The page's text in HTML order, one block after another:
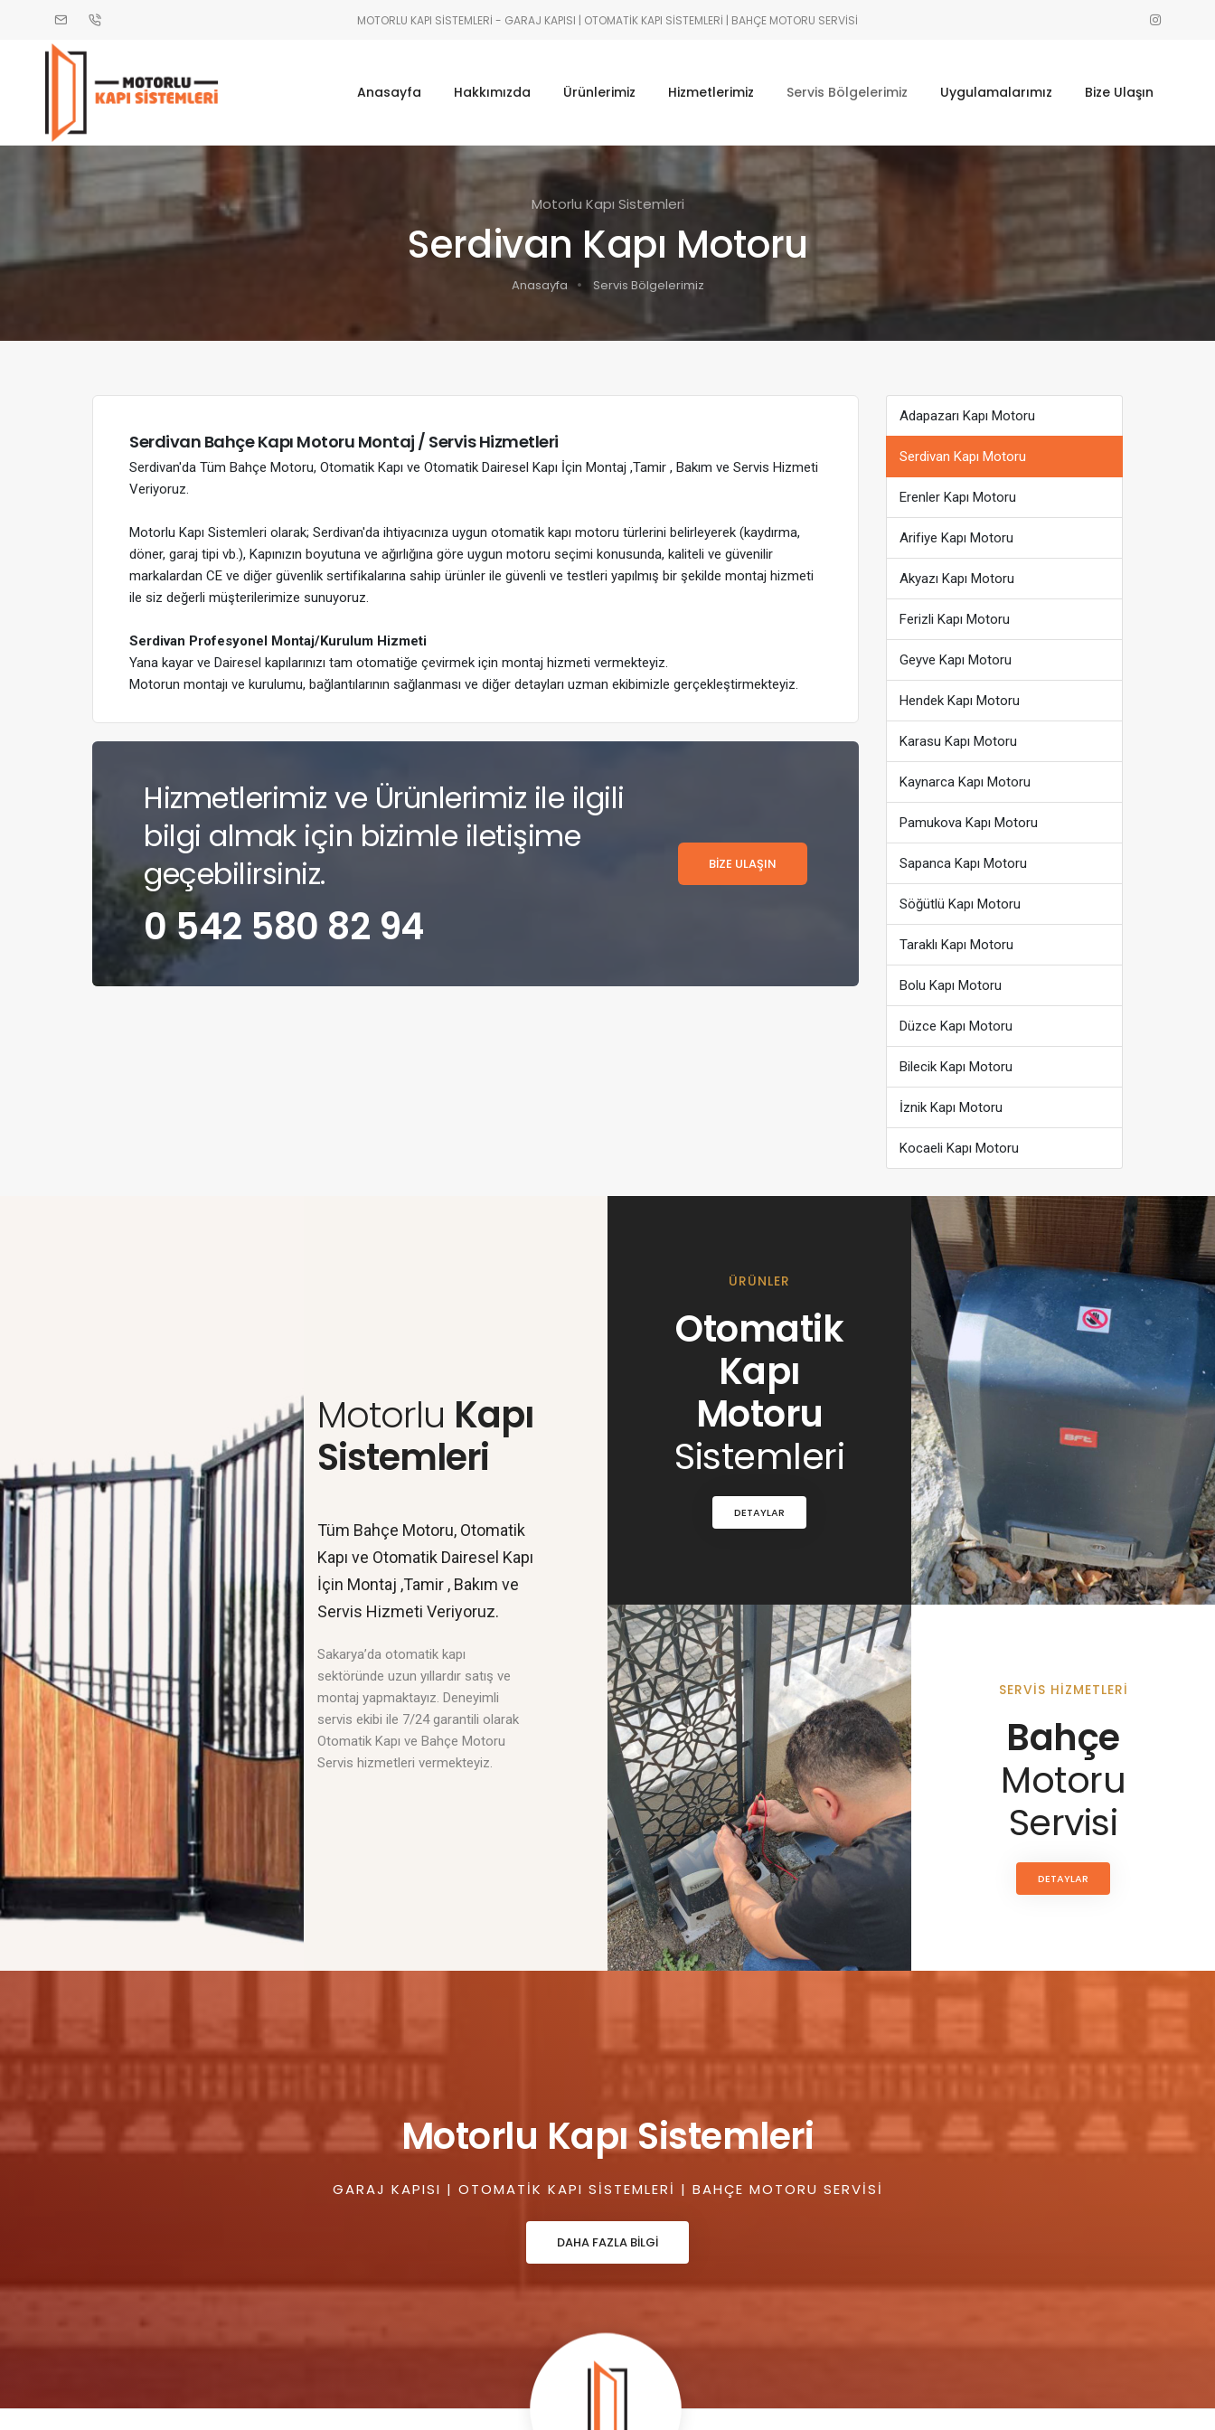
MOTORLU KAPI SISTEMLERI - GARAJ KAPISI | OTOMATIK KAPI SISTEMLERI | BAHÇE MOTORU SERVISI
Anasayfa Hakkımızda Ürünlerimiz Hizmetlerimiz Servis Bölgelerimiz Uygulamalarımız Bize Ulaşın
Motorlu Kapı Sistemleri
Serdivan Kapı Motoru
Anasayfa Servis Bölgelerimiz
Serdivan Bahçe Kapı Motoru Montaj / Servis Hizmetleri
Serdivan'da Tüm Bahçe Motoru, Otomatik Kapı ve Otomatik Dairesel Kapı İçin Montaj ,Tamir , Bakım ve Servis Hizmeti
Veriyoruz.
Motorlu Kapı Sistemleri olarak; Serdivan'da ihtiyacınıza uygun otomatik kapı motoru türlerini belirleyerek (kaydırma,
döner, garaj tipi vb.), Kapınızın boyutuna ve ağırlığına göre uygun motoru seçimi konusunda, kaliteli ve güvenilir
markalardan CE ve diğer güvenlik sertifikalarına sahip ürünler ile güvenli ve testleri yapılmış bir şekilde montaj hizmeti
ile siz değerli müşterilerimize sunuyoruz.
Serdivan Profesyonel Montaj/Kurulum Hizmeti
Yana kayar ve Dairesel kapılarınızı tam otomatiğe çevirmek için montaj hizmeti vermekteyiz.
Motorun montajı ve kurulumu, bağlantılarının sağlanması ve diğer detayları uzman ekibimizle gerçekleştirmekteyiz.
Hizmetlerimiz ve Ürünlerimiz ile ilgili
bilgi almak için bizimle iletişime
geçebilirsiniz.
0 542 580 82 94
BİZE ULAŞIN
Adapazarı Kapı Motoru
Serdivan Kapı Motoru
Erenler Kapı Motoru
Arifiye Kapı Motoru
Akyazı Kapı Motoru
Ferizli Kapı Motoru
Geyve Kapı Motoru
Hendek Kapı Motoru
Karasu Kapı Motoru
Kaynarca Kapı Motoru
Pamukova Kapı Motoru
Sapanca Kapı Motoru
Söğütlü Kapı Motoru
Taraklı Kapı Motoru
Bolu Kapı Motoru
Düzce Kapı Motoru
Bilecik Kapı Motoru
İznik Kapı Motoru
Kocaeli Kapı Motoru
Motorlu Kapı
Sistemleri
Tüm Bahçe Motoru, Otomatik
Kapı ve Otomatik Dairesel Kapı
İçin Montaj ,Tamir , Bakım ve
Servis Hizmeti Veriyoruz.
Sakarya’da otomatik kapı
sektöründe uzun yıllardır satış ve
montaj yapmaktayız. Deneyimli
servis ekibi ile 7/24 garantili olarak
Otomatik Kapı ve Bahçe Motoru
Servis hizmetleri vermekteyiz.
ÜRÜNLER
Otomatik
Kapı
Motoru
Sistemleri
DETAYLAR
SERVIS HIZMETLERI
Bahçe
Motoru
Servisi
DETAYLAR
Motorlu Kapı Sistemleri
GARAJ KAPISI | OTOMATIK KAPI SISTEMLERI | BAHÇE MOTORU SERVISI
DAHA FAZLA BİLGİ